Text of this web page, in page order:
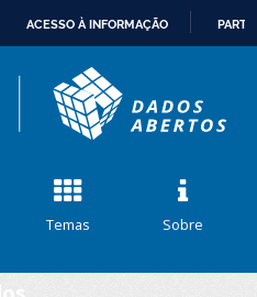
CONTEÚDO
ACESSO À INFORMAÇÃO
Temas Sobre